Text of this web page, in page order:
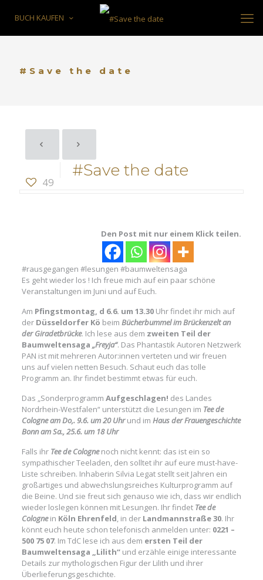
BUCH KAUFEN
#Save the date
49
#Save the date
Den Post mit nur einem Klick teilen.
#rausgegangen #lesungen #baumweltensaga
Es geht wieder los ! Ich freue mich auf ein paar schöne
Veranstaltungen im Juni und auf Euch.
Am Pfingstmontag, d 6.6. um 13.30 Uhr findet ihr mich auf
der Düsseldorfer Kö beim Bücherbummel im Brückenzelt an
der Giradetbrücke. Ich lese aus dem zweiten Teil der
Baumweltensaga „Freyja“. Das Phantastik Autoren Netzwerk
PAN ist mit mehreren Autor:innen verteten und wir freuen
uns auf vielen netten Besuch. Schaut euch das tolle
Programm an. Ihr findet bestimmt etwas für euch.
Das „Sonderprogramm Aufgeschlagen! des Landes
Nordrhein-Westfalen“ unterstützt die Lesungen im Tee de
Cologneam Do,. 9.6. um 20 Uhrund im Haus der Frauengeschichte
Bonnam Sa., 25.6. um 18 Uhr
Falls ihr Tee de Colognenoch nicht kennt: das ist ein so
sympathischer Teeladen, den solltet ihr auf eure must-have-
Liste schreiben. Inhaberin Silvia Legat stellt seit Jahren ein
großartiges und abwechslungsreiches Kulturprogramm auf
die Beine. Und sie freut sich genauso wie ich, dass wir endlich
wieder loslegen können mit Lesungen. Ihr findet Tee de
Colognein Köln Ehrenfeld, in der Landmannstraße 30. Ihr
könnt euch heute schon telefonisch anmelden unter: 0221 –
500 75 07. Im TdC lese ich aus dem ersten Teil der
Baumweltensaga „Lilith“ und erzähle einige interessante
Details zur mythologischen Figur der Lilith und ihrer
Überlieferungsgeschichte.